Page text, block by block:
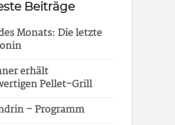
Beiträge
Monats: Die letzte
erhält
Pellet-Grill
– Programm